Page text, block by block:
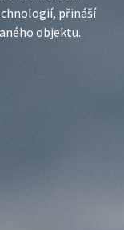
přináší
objektu.